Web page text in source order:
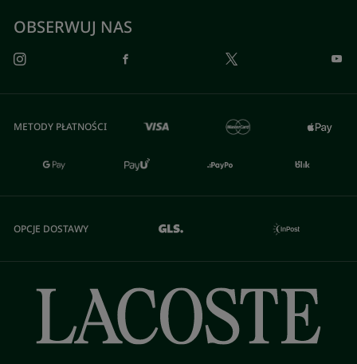
OBSERWUJ NAS
METODY PŁATNOŚCI
OPCJE DOSTAWY